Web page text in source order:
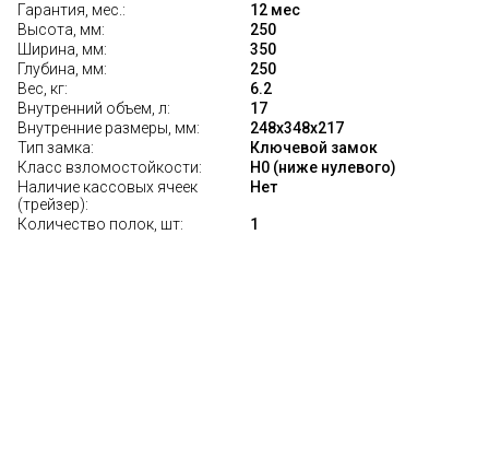
Гарантия, мес.:
12 мес
Высота, мм:
250
Ширина, мм:
350
Глубина, мм:
250
Вес, кг:
6.2
Внутренний объем, л:
17
Внутренние размеры, мм:
248x348x217
Тип замка:
Ключевой замок
Класс взломостойкости:
Н0 (ниже нулевого)
Наличие кассовых ячеек
(трейзер):
Нет
Количество полок, шт: 1